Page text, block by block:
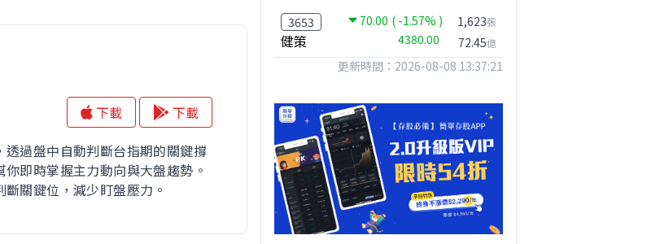
下載
下載
透過盤中自動判斷台指期的關鍵撐
即時掌握主力動向與大盤趨勢。
關鍵位，減少盯盤壓力。
3653 70.00 ( -1.57% )
健策 4380.00
1,623張
72.45億
更新時間：2026-08-08 13:37:21